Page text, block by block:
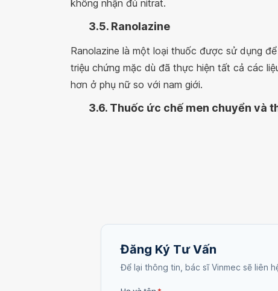
không nhận đủ nitrat.
3.5. Ranolazine
Ranolazine là một loại thuốc được sử dụng
triệu chứng mặc dù đã thực hiện tất cả các
hơn ở phụ nữ so với nam giới.
3.6. Thuốc ức chế men chuyển và
Đăng Ký Tư Vấn
Để lại thông tin, bác sĩ Vinmec sẽ liên